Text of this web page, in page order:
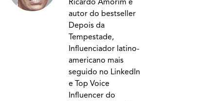
Ricardo Amorim é
autor do bestseller
Depois da
Tempestade,
Influenciador latino-
americano mais
seguido no LinkedIn
e Top Voice
Influencer do